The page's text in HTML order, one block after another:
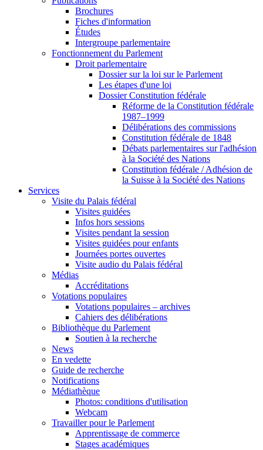
Brochures
Fiches d'information
Études
Intergroupe parlementaire
Fonctionnement du Parlement
Droit parlementaire
Dossier sur la loi sur le Parlement
Les étapes d'une loi
Dossier Constitution fédérale
Réforme de la Constitution fédérale
1987–1999
Délibérations des commissions
Constitution fédérale de 1848
Débats parlementaires sur l'adhésion
à la Société des Nations
Constitution fédérale / Adhésion de
la Suisse à la Société des Nations
Services
Visite du Palais fédéral
Visites guidées
Infos hors sessions
Visites pendant la session
Visites guidées pour enfants
Journées portes ouvertes
Visite audio du Palais fédéral
Médias
Accréditations
Votations populaires
Votations populaires – archives
Cahiers des délibérations
Bibliothèque du Parlement
Soutien à la recherche
News
En vedette
Guide de recherche
Notifications
Médiathèque
Photos: conditions d'utilisation
Webcam
Travailler pour le Parlement
Apprentissage de commerce
Stages académiques